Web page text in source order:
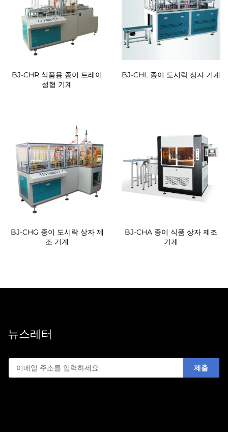
BJ-CHR 식품용 종이 트레이
성형 기계
BJ-CHL 종이 도시락 상자 기계
BJ-CHG 종이 도시락 상자 제
조 기계
BJ-CHA 종이 식품 상자 제조
기계
뉴스레터
제출